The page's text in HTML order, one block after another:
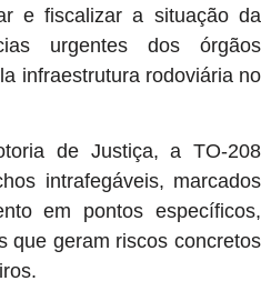
e fiscalizar a situação da
urgentes dos órgãos
infraestrutura rodoviária no
de Justiça, a TO-208
intrafegáveis, marcados
em pontos específicos,
que geram riscos concretos